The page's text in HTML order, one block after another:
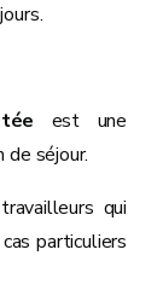
est une
séjour.
qui
particuliers